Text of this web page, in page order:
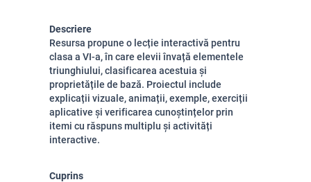
Descriere
Resursa propune o lecție interactivă pentru
clasa a VI-a, în care elevii învață elementele
triunghiului, clasificarea acestuia și
proprietățile de bază. Proiectul include
explicații vizuale, animații, exemple, exerciții
aplicative și verificarea cunoștințelor prin
itemi cu răspuns multiplu și activități
interactive.
Cuprins